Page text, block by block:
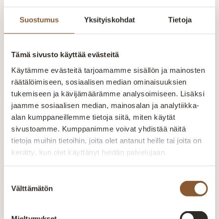
Suostumus Yksityiskohdat Tietoja
Tämä sivusto käyttää evästeitä
Käytämme evästeitä tarjoamamme sisällön ja mainosten
räätälöimiseen, sosiaalisen median ominaisuuksien
tukemiseen ja kävijämäärämme analysoimiseen. Lisäksi
jaamme sosiaalisen median, mainosalan ja analytiikka-
alan kumppaneillemme tietoja siitä, miten käytät
sivustoamme. Kumppanimme voivat yhdistää näitä
tietoja muihin tietoihin, joita olet antanut heille tai joita on
kerätty, kun olet käyttänyt heidän palvelujaan.
valinta
Välttämätön
Valmistetaan Kainuussa Suomessa
Aitokalusteen huonekalut valmistetaan Kajaanin
laadun valvonnan ja tuotteiden räätälöinnin
Inspiraatiota
tilaratkaisuihin